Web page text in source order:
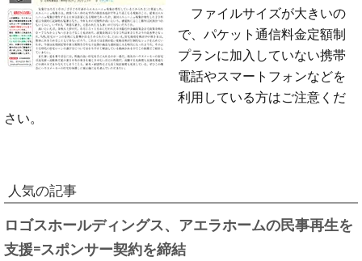
ファイルサイズが大きいの
で、パケット通信料金定額制
プランに加入していない携帯
電話やスマートフォンなどを
利用している方はご注意くだ
さい。
人気の記事
ロゴスホールディングス、アエラホームの民事再生を
支援=スポンサー契約を締結